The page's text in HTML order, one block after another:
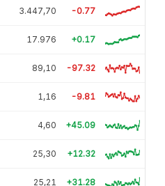
3.447,70 -0.77
17.976 +0.17
89,10 -97.32
1,16 -9.81
4,60 +45.09
25,30 +12.32
25,21 +31.28